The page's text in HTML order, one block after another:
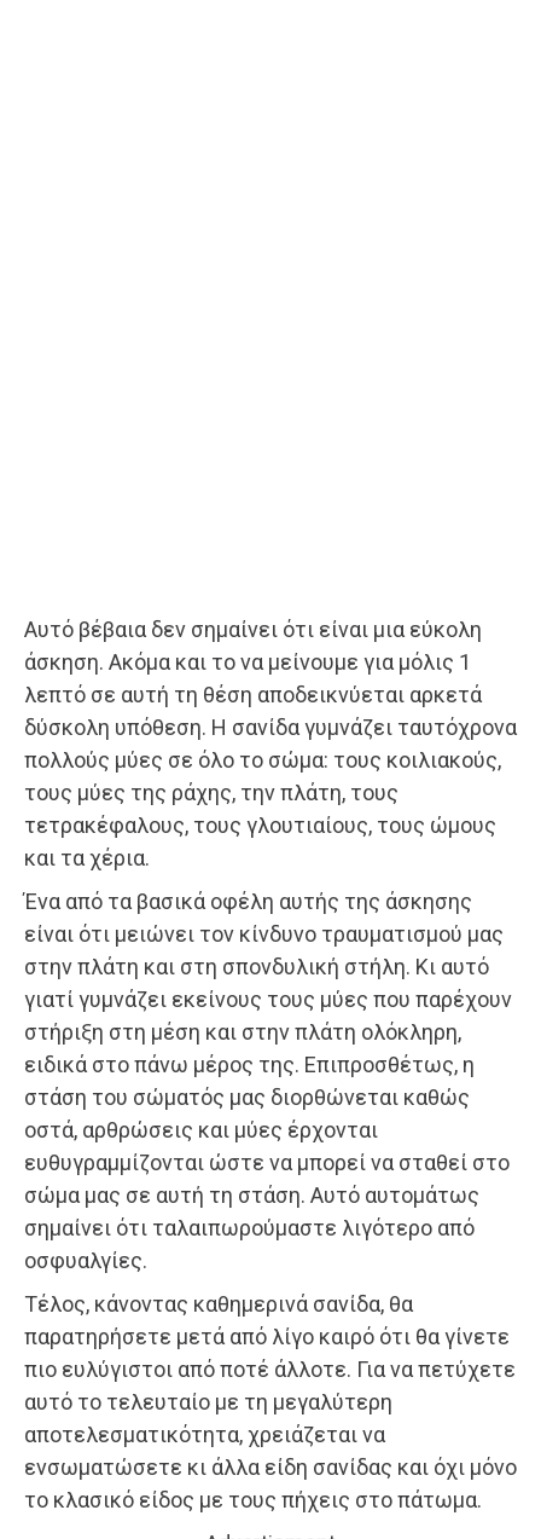
Αυτό βέβαια δεν σημαίνει ότι είναι μια εύκολη
άσκηση. Ακόμα και το να μείνουμε για μόλις 1
λεπτό σε αυτή τη θέση αποδεικνύεται αρκετά
δύσκολη υπόθεση. Η σανίδα γυμνάζει ταυτόχρονα
πολλούς μύες σε όλο το σώμα: τους κοιλιακούς,
τους μύες της ράχης, την πλάτη, τους
τετρακέφαλους, τους γλουτιαίους, τους ώμους
και τα χέρια.
Ένα από τα βασικά οφέλη αυτής της άσκησης
είναι ότι μειώνει τον κίνδυνο τραυματισμού μας
στην πλάτη και στη σπονδυλική στήλη. Κι αυτό
γιατί γυμνάζει εκείνους τους μύες που παρέχουν
στήριξη στη μέση και στην πλάτη ολόκληρη,
ειδικά στο πάνω μέρος της. Επιπροσθέτως, η
στάση του σώματός μας διορθώνεται καθώς
οστά, αρθρώσεις και μύες έρχονται
ευθυγραμμίζονται ώστε να μπορεί να σταθεί στο
σώμα μας σε αυτή τη στάση. Αυτό αυτομάτως
σημαίνει ότι ταλαιπωρούμαστε λιγότερο από
οσφυαλγίες.
Τέλος, κάνοντας καθημερινά σανίδα, θα
παρατηρήσετε μετά από λίγο καιρό ότι θα γίνετε
πιο ευλύγιστοι από ποτέ άλλοτε. Για να πετύχετε
αυτό το τελευταίο με τη μεγαλύτερη
αποτελεσματικότητα, χρειάζεται να
ενσωματώσετε κι άλλα είδη σανίδας και όχι μόνο
το κλασικό είδος με τους πήχεις στο πάτωμα.